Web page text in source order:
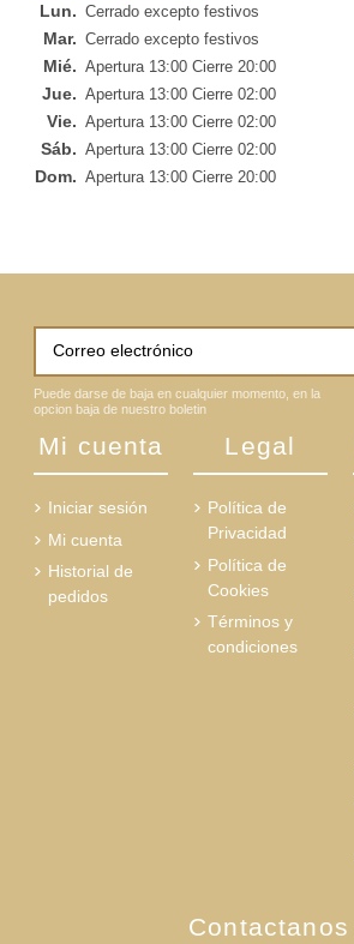
Lun. Cerrado excepto festivos
Mar. Cerrado excepto festivos
Mié. Apertura 13:00 Cierre 20:00
Jue. Apertura 13:00 Cierre 02:00
Vie. Apertura 13:00 Cierre 02:00
Sáb. Apertura 13:00 Cierre 02:00
Dom. Apertura 13:00 Cierre 20:00
Puede darse de baja en cualquier momento, en la
opcion baja de nuestro boletin
Mi cuenta
Iniciar sesión
Mi cuenta
Historial de
pedidos
Legal
Política de
Privacidad
Política de
Cookies
Términos y
condiciones
Contactanos